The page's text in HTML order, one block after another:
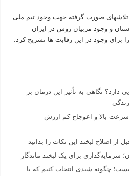
صورت گرفته جهت وجود تیم ملی
و وجود مربیان روس در ایران
برای وجود در این رقابت ها تشریح کرد.
دارد؟ نگاهی به تأثیر این درمان بر
بالا و اعوجاج کم ارزش
از اصلاح لبخند این نکات را بدانید
سرمایه‌گذاری برای یک لبخند ماندگار
چگونه شیدی انتخاب کنیم که با